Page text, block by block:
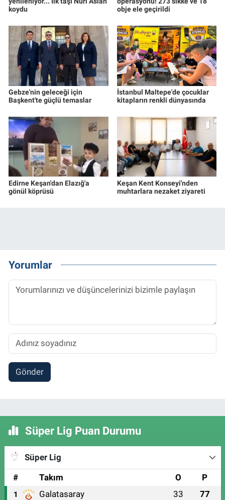
koydu
obje ele geçirildi
Gebze'nin geleceği için
Başkent'te güçlü temaslar
İstanbul Maltepe'de çocuklar
kitapların renkli dünyasında
Edirne Keşan'dan Elazığ'a
gönül köprüsü
Keşan Kent Konseyi'nden
muhtarlara nezaket ziyareti
Yorumlar
Gönder
Süper Lig Puan Durumu
Süper Lig
#
Takım O P
1 Galatasaray 33 77